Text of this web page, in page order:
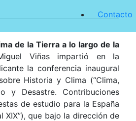
Contacto
de la Tierra a lo largo de la
Viñas impartió en la
la conferencia inaugural
Historia y Clima (“Clima,
y Desastre. Contribuciones
de estudio para la España
XIX”), que bajo la dirección de